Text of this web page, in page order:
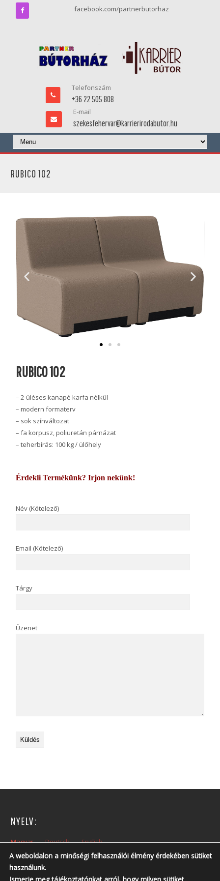
facebook.com/partnerbutorhaz
Telefonszám
+36 22 505 808
E-mail
szekesfehervar@karrierirodabutor.hu
RUBICO 102
RUBICO 102
– 2-üléses kanapé karfa nélkül
– modern formaterv
– sok színváltozat
– fa korpusz, poliuretán párnázat
– teherbírás: 100 kg / ülőhely
Érdekli Termékünk? Irjon nekünk!
Név (Kötelező)
Email (Kötelező)
Tárgy
Üzenet
NYELV:
Magyar Deutsch English
NYITVA TARTÁS:
A weboldalon a minőségi felhasználói élmény érdekében sütiket
használunk.